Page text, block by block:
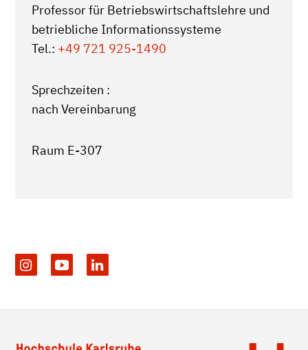
Professor für Betriebswirtschaftslehre und
betriebliche Informationssysteme
Tel.: +49 721 925-1490
Sprechzeiten :
nach Vereinbarung
Raum E-307